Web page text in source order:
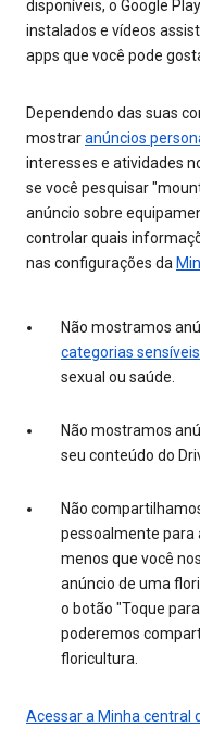
disponíveis, o Google
instalados e vídeos
apps que você pode
Dependendo das suas
mostraranúncios
interesses e atividades
se você pesquisar
anúncio sobre
controlar quais
nas configurações da
Não mostramos
categorias sensíveis
sexual ou saúde.
Não mostramos
seu conteúdo do
Não
pessoalmente para
menos que você
anúncio de uma
o botão "Toque
poderemos
floricultura.
Acessar a Minha central